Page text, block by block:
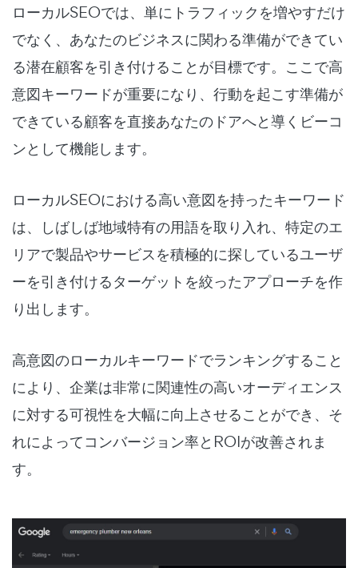
ローカルSEOでは、単にトラフィックを増やすだけ
でなく、あなたのビジネスに関わる準備ができてい
る潜在顧客を引き付けることが目標です。ここで高
意図キーワードが重要になり、行動を起こす準備が
できている顧客を直接あなたのドアへと導くビーコ
ンとして機能します。
ローカルSEOにおける高い意図を持ったキーワード
は、しばしば地域特有の用語を取り入れ、特定のエ
リアで製品やサービスを積極的に探しているユーザ
ーを引き付けるターゲットを絞ったアプローチを作
り出します。
高意図のローカルキーワードでランキングすること
により、企業は非常に関連性の高いオーディエンス
に対する可視性を大幅に向上させることができ、そ
れによってコンバージョン率とROIが改善されま
す。